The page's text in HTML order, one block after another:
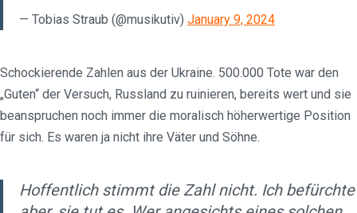
— Tobias Straub (@musikutiv) January 9, 2024
Schockierende Zahlen aus der Ukraine. 500.000 Tote war den
„Guten“ der Versuch, Russland zu ruinieren, bereits wert und sie
beanspruchen noch immer die moralisch höherwertige Position
für sich. Es waren ja nicht ihre Väter und Söhne.
Hoffentlich stimmt die Zahl nicht. Ich befürchte